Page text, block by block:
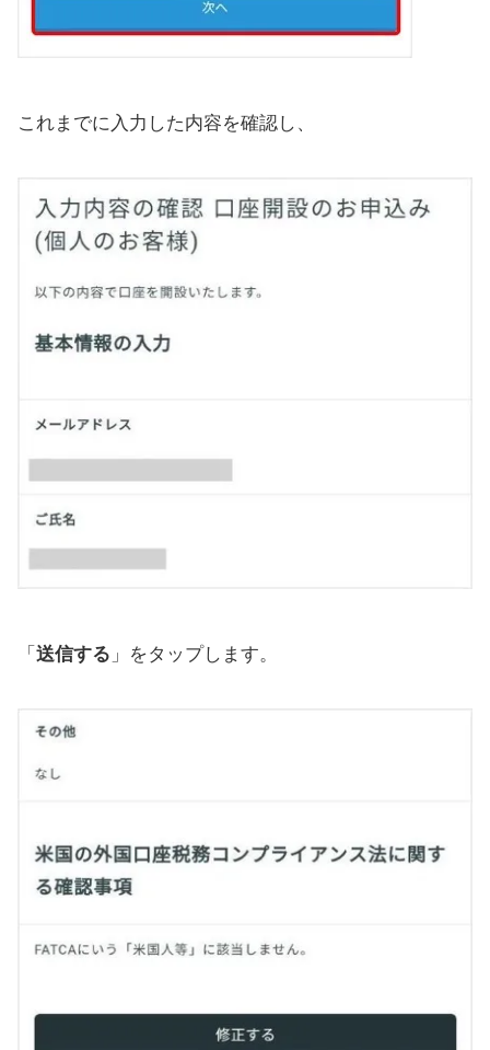
これまでに入力した内容を確認し、
「 送信する 」をタップします。